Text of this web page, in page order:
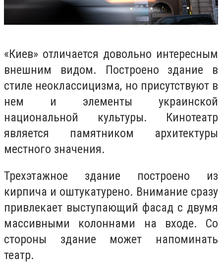
«Киев» отличается довольно интересным
внешним видом. Построено здание в
стиле неоклассицизма, но присутствуют в
нем и элементы украинской
национальной культуры. Кинотеатр
является памятником архитектуры
местного значения.
Трехэтажное здание построено из
кирпича и оштукатурено. Внимание сразу
привлекает выступающий фасад с двумя
массивными колоннами на входе. Со
стороны здание может напоминать
театр.